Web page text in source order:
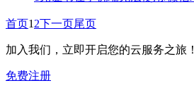
首页1 2下一页尾页
加入我们，立即开启您的云服务之旅！
免费注册